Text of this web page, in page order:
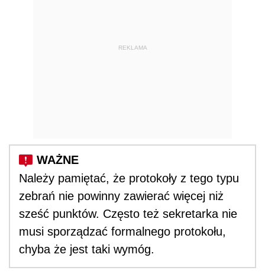
REKLAMA
Należy pamiętać, że protokoły z tego typu
zebrań nie powinny zawierać więcej niż
sześć punktów. Często też sekretarka nie
musi sporządzać formalnego protokołu,
chyba że jest taki wymóg.